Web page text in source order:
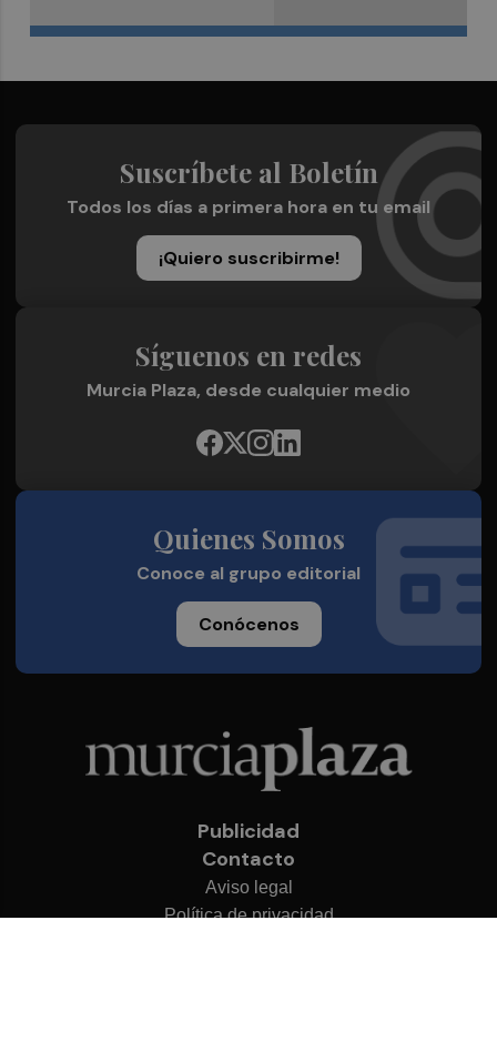
Suscríbete al Boletín
Todos los días a primera hora en tu email
¡Quiero suscribirme!
Síguenos en redes
Murcia Plaza, desde cualquier medio
Quienes Somos
Conoce al grupo editorial
Conócenos
Publicidad
Contacto
Aviso legal
Política de privacidad